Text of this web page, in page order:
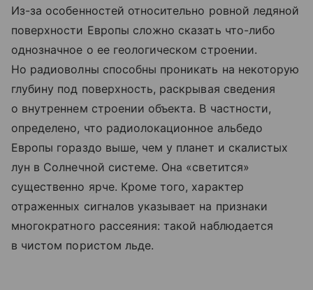
Из-за особенностей относительно ровной ледяной
поверхности Европы сложно сказать что-либо
однозначное о ее геологическом строении.
Но радиоволны способны проникать на некоторую
глубину под поверхность, раскрывая сведения
о внутреннем строении объекта. В частности,
определено, что радиолокационное альбедо
Европы гораздо выше, чем у планет и скалистых
лун в Солнечной системе. Она «светится»
существенно ярче. Кроме того, характер
отраженных сигналов указывает на признаки
многократного рассеяния: такой наблюдается
в чистом пористом льде.